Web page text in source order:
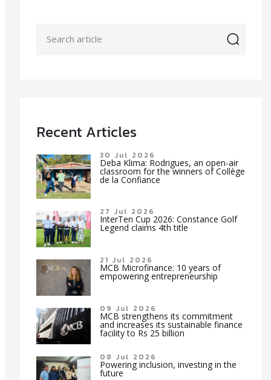
Recent Articles
30 Jul 2026
Deba Klima: Rodrigues, an open-air
classroom for the winners of Collège
de la Confiance
27 Jul 2026
InterTen Cup 2026: Constance Golf
Legend claims 4th title
21 Jul 2026
MCB Microfinance: 10 years of
empowering entrepreneurship
09 Jul 2026
MCB strengthens its commitment
and increases its sustainable finance
facility to Rs 25 billion
08 Jul 2026
Powering inclusion, investing in the
future